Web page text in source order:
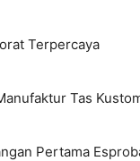
Terpercaya
Tas
Pertama